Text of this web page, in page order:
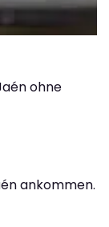
ohne
ankommen.